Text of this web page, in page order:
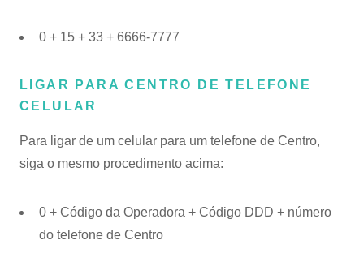
0 + 15 + 33 + 6666-7777
LIGAR PARA CENTRO DE TELEFONE
CELULAR
Para ligar de um celular para um telefone de Centro,
siga o mesmo procedimento acima:
0 + Código da Operadora + Código DDD + número
do telefone de Centro